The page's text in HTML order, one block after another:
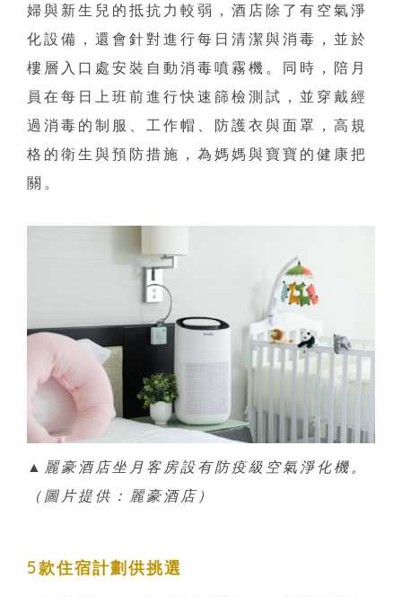
婦與新生兒的抵抗力較弱，酒店除了有空氣淨
化設備，還會針對進行每日清潔與消毒，並於
樓層入口處安裝自動消毒噴霧機。同時，陪月
員在每日上班前進行快速篩檢測試，並穿戴經
過消毒的制服、工作帽、防護衣與面罩，高規
格的衛生與預防措施，為媽媽與寶寶的健康把
關。
▲麗豪酒店坐月客房設有防疫級空氣淨化機。
（圖片提供：麗豪酒店）
5款住宿計劃供挑選